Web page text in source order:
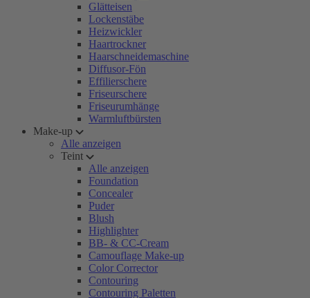
Glätteisen
Lockenstäbe
Heizwickler
Haartrockner
Haarschneidemaschine
Diffusor-Fön
Effilierschere
Friseurschere
Friseurumhänge
Warmluftbürsten
Make-up
Alle anzeigen
Teint
Alle anzeigen
Foundation
Concealer
Puder
Blush
Highlighter
BB- & CC-Cream
Camouflage Make-up
Color Corrector
Contouring
Contouring Paletten